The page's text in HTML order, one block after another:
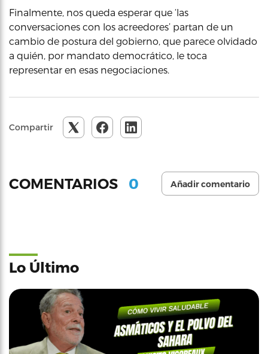
Finalmente, nos queda esperar que ‘las
conversaciones con los acreedores’ partan de un
cambio de postura del gobierno, que parece olvidado
a quién, por mandato democrático, le toca
representar en esas negociaciones.
Compartir
COMENTARIOS 0 Añadir comentario
Lo Último